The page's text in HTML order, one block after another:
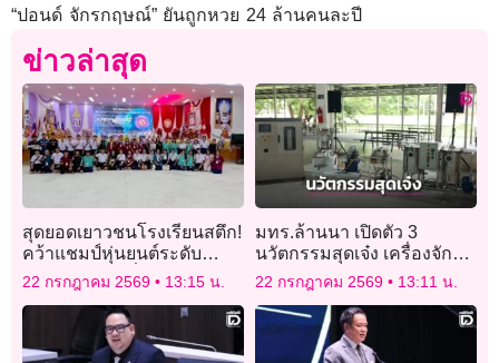
“ปอนด์ จักรกฤษณ์” ยันถูกหวย 24 ล้านคนละปี
ข่าวล่าสุด
สุดยอดเยาวชนโรงเรียนสตึก!
คว้าแชมป์หุ่นยนต์ระดับ
ประเทศ สร้างชื่อด้าน
นวัตกรรมและเทคโนโลยี
22 กรกฎาคม 2569 13:15 น.
มทร.ล้านนา เปิดตัว 3
นวัตกรรมสุดเจ๋ง เครื่องจักร
ต้นแบบยกระดับเกษตรและ
สมุนไพรไทย
22 กรกฎาคม 2569 13:11 น.